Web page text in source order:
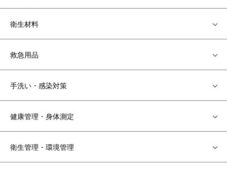
衛生材料
救急用品
手洗い・感染対策
健康管理・身体測定
衛生管理・環境管理